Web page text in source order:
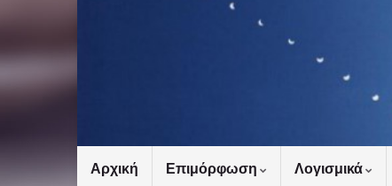
Αρχική Επιμόρφωση Λογισμικά